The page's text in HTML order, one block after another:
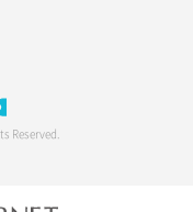
Reserved.